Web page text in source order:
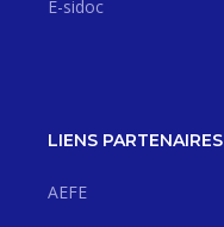
E-sidoc
LIENS PARTENAIRES
AEFE